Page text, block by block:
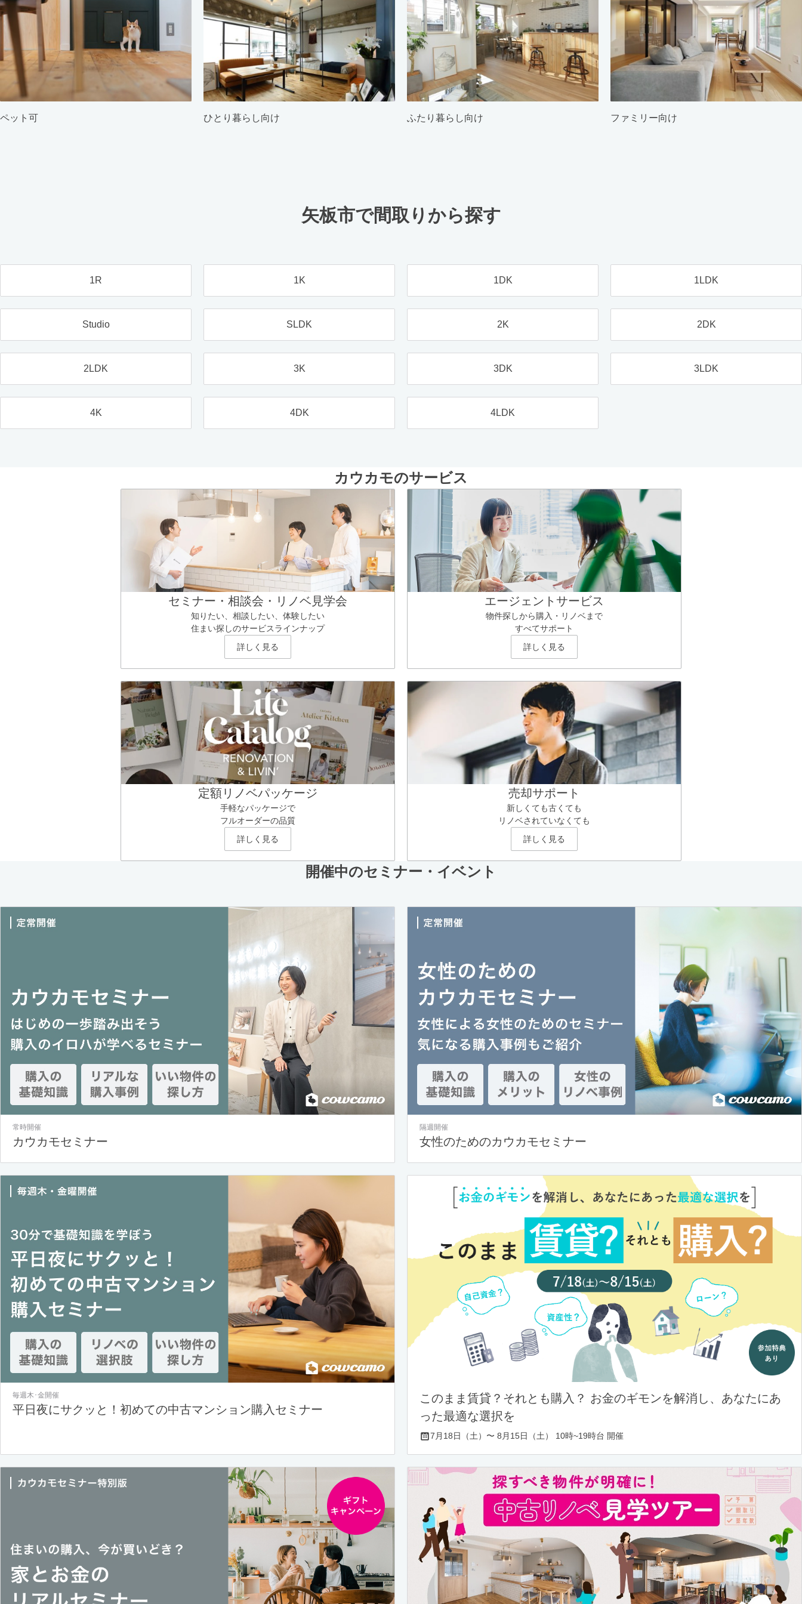
ペット可 ひとり暮らし向け ふたり暮らし向け ファミリー向け
矢板市で間取りから探す
1R 1K 1DK 1LDK
Studio SLDK 2K 2DK
2LDK 3K 3DK 3LDK
4K 4DK 4LDK
カウカモのサービス
セミナー・相談会・リノベ見学会
知りたい、相談したい、体験したい
住まい探しのサービスラインナップ
詳しく見る
エージェントサービス
物件探しから購入・リノベまで
すべてサポート
詳しく見る
定額リノベパッケージ
手軽なパッケージで
フルオーダーの品質
詳しく見る
売却サポート
新しくても古くても
リノベされていなくても
詳しく見る
開催中のセミナー・イベント
常時開催
カウカモセミナー
隔週開催
女性のためのカウカモセミナー
毎週木･金開催
平日夜にサクッと！初めての中古マンション購入セミナー
このまま賃貸？それとも購入？ お金のギモンを解消し、あなたにあ
った最適な選択を
7月18日（土）〜 8月15日（土） 10時~19時台 開催